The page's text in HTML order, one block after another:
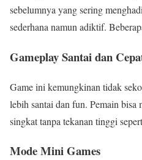
sebelumnya yang sering
sederhana namun adiktif.
Gameplay Santai dan
Game ini kemungkinan tidak
lebih santai dan fun. Pemain bisa
singkat tanpa tekanan tinggi
Mode Mini Games